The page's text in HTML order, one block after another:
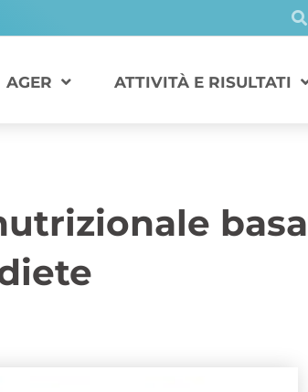
AGER ATTIVITÀ E RISULTATI